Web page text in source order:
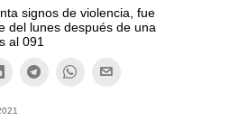
signos de violencia, fue
del lunes después de una
al 091